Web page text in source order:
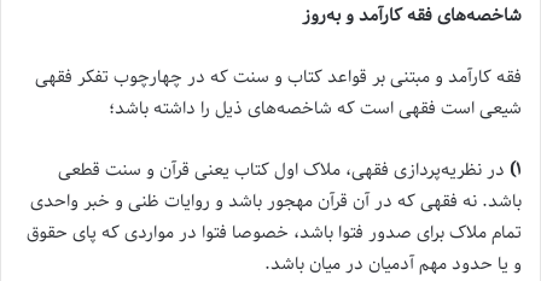
شاخصه‌های فقه کارآمد و به‌روز
فقه کارآمد و مبتنی بر قواعد کتاب و سنت که در چهارچوب تفکر فقهی
شیعی است فقهی است که شاخصه‌های ذیل را داشته باشد؛
۱) در نظریه‌پردازی فقهی، ملاک اول کتاب یعنی قرآن و سنت قطعی
باشد. نه فقهی که در آن قرآن مهجور باشد و روایات ظنی و خبر واحدی
تمام ملاک برای صدور فتوا باشد، خصوصا فتوا در مواردی که پای حقوق
و یا حدود مهم آدمیان در میان باشد.